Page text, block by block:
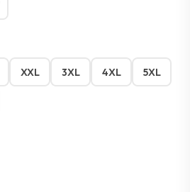
XXL 3XL 4XL 5XL